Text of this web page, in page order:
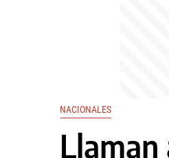
NACIONALES
Llaman